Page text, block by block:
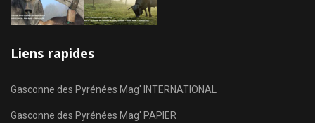
Liens rapides
Gasconne des Pyrénées Mag' INTERNATIONAL
Gasconne des Pyrénées Mag' PAPIER